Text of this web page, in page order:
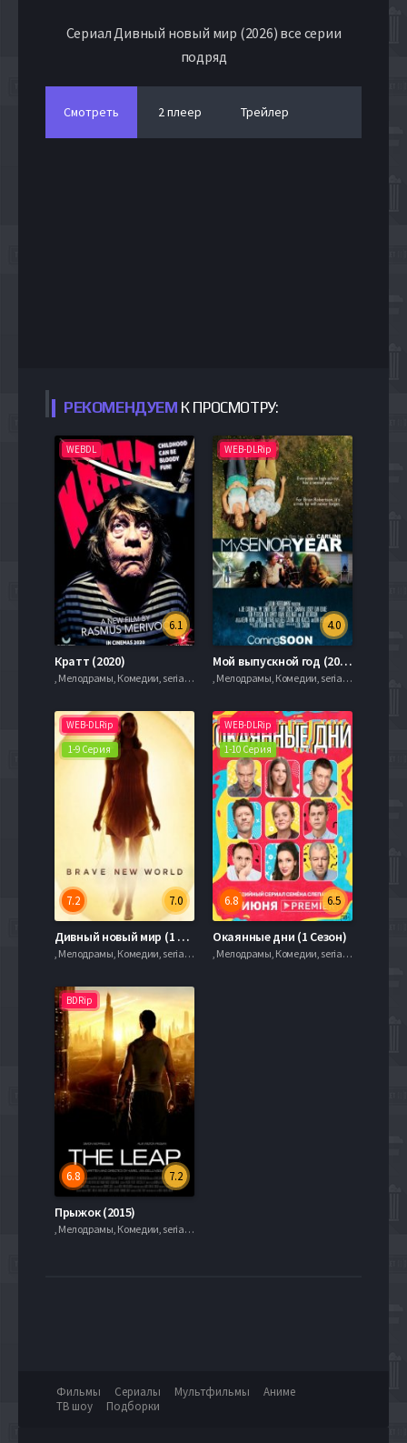
Сериал Дивный новый мир (2026) все серии
подряд
Смотреть 2 плеер Трейлер
РЕКОМЕНДУЕМ К ПРОСМОТРУ:
WEBDL
6.1
Кратт (2020)
, Мелодрамы, Комедии, serial.mob
WEB-DLRip
4.0
Мой выпускной год (2020)
, Мелодрамы, Комедии, serial.mob
WEB-DLRip
1-9 Серия
7.0
7.2
Дивный новый мир (1 Сезон)
, Мелодрамы, Комедии, serial.mob
WEB-DLRip
1-10 Серия
6.5
6.8
Окаянные дни (1 Сезон)
, Мелодрамы, Комедии, serial.mob
BDRip
7.2
6.8
Прыжок (2015)
, Мелодрамы, Комедии, serial.mob
Фильмы Сериалы Мультфильмы
Аниме
ТВ шоу
Подборки